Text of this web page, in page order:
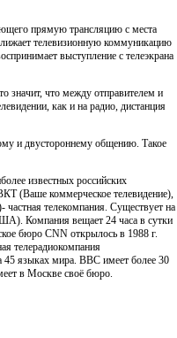
прямую трансляцию с места
телевизионную коммуникацию
выступление с телеэкрана
значит, что между отправителем и
как и на радио, дистанция
и двустороннему общению. Такое
известных российских
(Ваше коммерческое телевидение),
телекомпания. Существует на
Компания вещает 24 часа в сутки
бюро CNN открылось в 1988 г.
телерадиокомпания
45 языках мира. ВВС имеет более 30
в Москве своё бюро.